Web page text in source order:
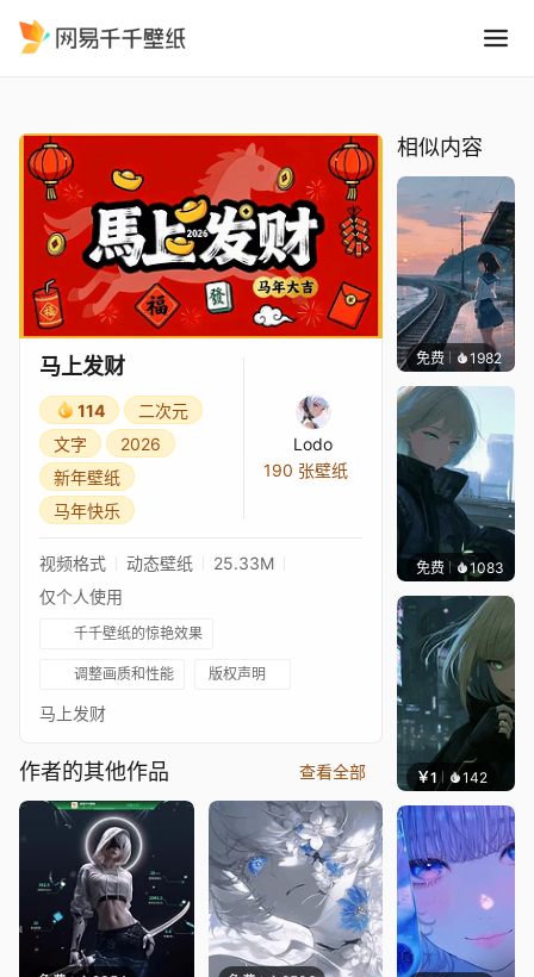
马上发财
114
二次元
文字
2026
新年壁纸
马年快乐
Lodo
190 张壁纸
视频格式 动态壁纸
25.33M
仅个人使用
千千壁纸的惊艳效果
调整画质和性能 版权声明
马上发财
作者的其他作品 查看全部
相似内容
免费 1982辰东
免费 1083辰东
￥1 142